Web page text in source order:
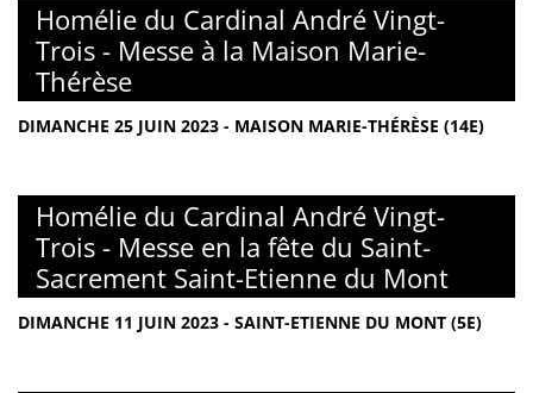
Homélie du Cardinal André Vingt-
Trois - Messe à la Maison Marie-
Thérèse
DIMANCHE 25 JUIN 2023 - MAISON MARIE-THÉRÈSE (14E)
Homélie du Cardinal André Vingt-
Trois - Messe en la fête du Saint-
Sacrement Saint-Etienne du Mont
DIMANCHE 11 JUIN 2023 - SAINT-ETIENNE DU MONT (5E)